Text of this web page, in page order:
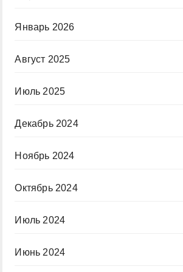
Январь 2026
Август 2025
Июль 2025
Декабрь 2024
Ноябрь 2024
Октябрь 2024
Июль 2024
Июнь 2024